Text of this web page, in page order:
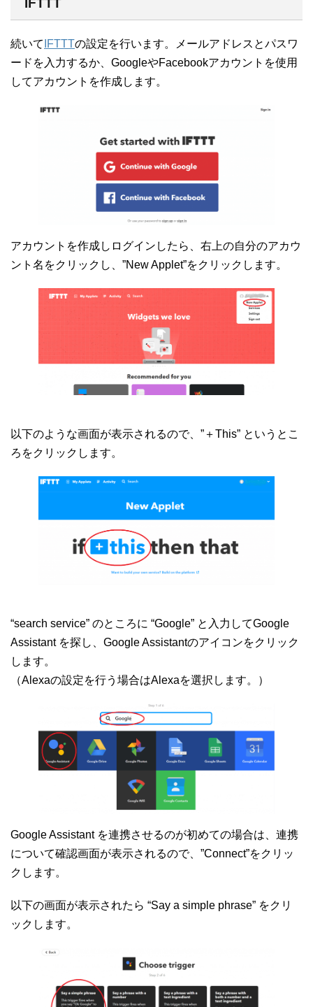
IFTTT
続いて IFTTTの設定を行います。メールアドレスとパスワ
ードを入力するか、GoogleやFacebookアカウントを使用
してアカウントを作成します。
アカウントを作成しログインしたら、右上の自分のアカウ
ント名をクリックし、”New Applet”をクリックします。
以下のような画面が表示されるので、”＋This” というとこ
ろをクリックします。
“search service” のところに “Google” と入力してGoogle
Assistant を探し、Google Assistantのアイコンをクリック
します。
（Alexaの設定を行う場合はAlexaを選択します。）
Google Assistant を連携させるのが初めての場合は、連携
について確認画面が表示されるので、”Connect”をクリッ
クします。
以下の画面が表示されたら “Say a simple phrase” をクリ
ックします。